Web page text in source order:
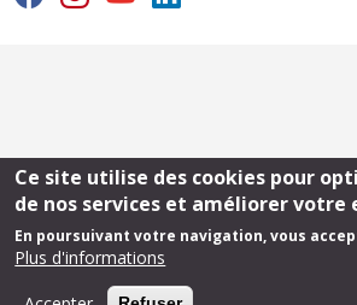
Ce site utilise des cookies pour
de nos services et améliorer
En poursuivant votre navigation, vous
Plus d'informations